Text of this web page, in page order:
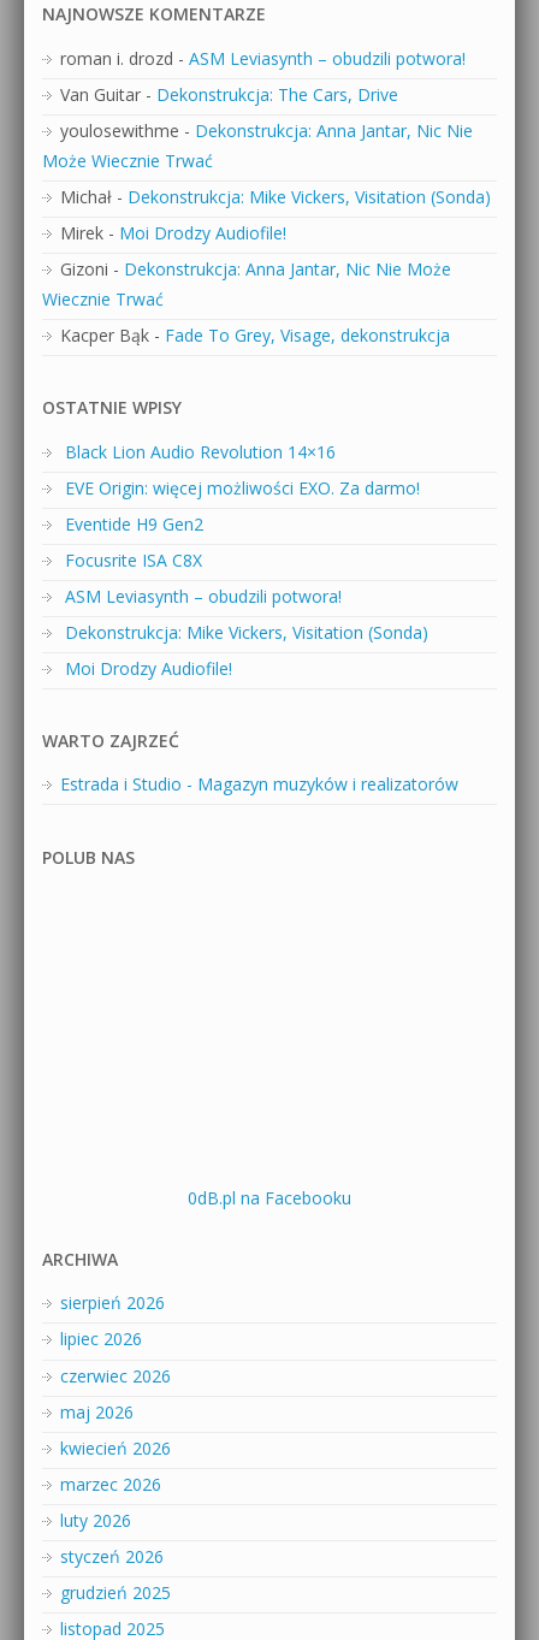
NAJNOWSZE KOMENTARZE
roman i. drozd - ASM Leviasynth – obudzili potwora!
Van Guitar - Dekonstrukcja: The Cars, Drive
youlosewithme - Dekonstrukcja: Anna Jantar, Nic Nie
Może Wiecznie Trwać
Michał - Dekonstrukcja: Mike Vickers, Visitation (Sonda)
Mirek - Moi Drodzy Audiofile!
Gizoni - Dekonstrukcja: Anna Jantar, Nic Nie Może
Wiecznie Trwać
Kacper Bąk - Fade To Grey, Visage, dekonstrukcja
OSTATNIE WPISY
Black Lion Audio Revolution 14×16
EVE Origin: więcej możliwości EXO. Za darmo!
Eventide H9 Gen2
Focusrite ISA C8X
ASM Leviasynth – obudzili potwora!
Dekonstrukcja: Mike Vickers, Visitation (Sonda)
Moi Drodzy Audiofile!
WARTO ZAJRZEĆ
Estrada i Studio - Magazyn muzyków i realizatorów
POLUB NAS
0dB.pl na Facebooku
ARCHIWA
sierpień 2026
lipiec 2026
czerwiec 2026
maj 2026
kwiecień 2026
marzec 2026
luty 2026
styczeń 2026
grudzień 2025
listopad 2025